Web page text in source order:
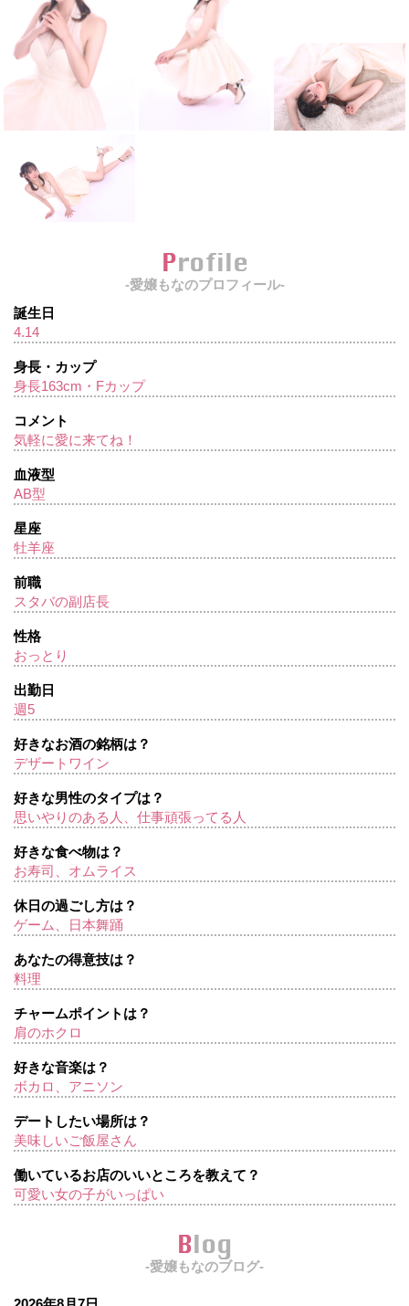
Profile
-愛嬢もなのプロフィール-
誕生日
4.14
身長・カップ
身長163cm・Fカップ
コメント
気軽に愛に来てね！
血液型
AB型
星座
牡羊座
前職
スタバの副店長
性格
おっとり
出勤日
週5
好きなお酒の銘柄は？
デザートワイン
好きな男性のタイプは？
思いやりのある人、仕事頑張ってる人
好きな食べ物は？
お寿司、オムライス
休日の過ごし方は？
ゲーム、日本舞踊
あなたの得意技は？
料理
チャームポイントは？
肩のホクロ
好きな音楽は？
ボカロ、アニソン
デートしたい場所は？
美味しいご飯屋さん
働いているお店のいいところを教えて？
可愛い女の子がいっぱい
Blog
-愛嬢もなのブログ-